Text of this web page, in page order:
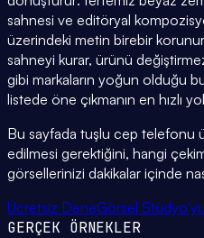
sahnesi ve editöryal
üzerindeki metin birebir
sahneyi kurar, ürünü
gibi markaların yoğun olduğu
listede öne çıkmanın en hızlı
Bu sayfada tuşlu cep telefonu
edilmesi gerektiğini, hangi
görsellerinizi dakikalar içinde
Ücretsiz DeneGörsel
GERÇEK ÖRNEKLER